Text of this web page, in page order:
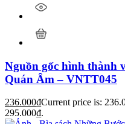
Nguồn gốc hình thành
Quán Âm – VNTT045
236.000₫Current price is:
295.000₫.